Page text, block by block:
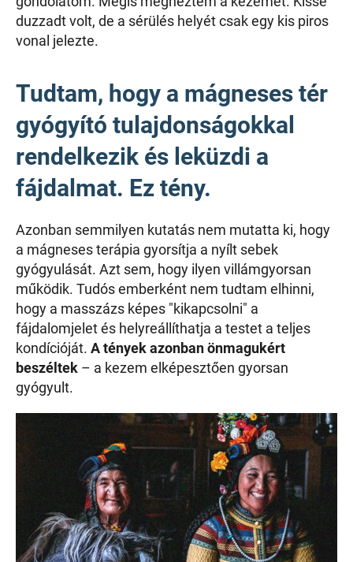
duzzadt volt, de a sérülés helyét csak egy kis piros
vonal jelezte.
Tudtam, hogy a mágneses tér
gyógyító tulajdonságokkal
rendelkezik és leküzdi a
fájdalmat. Ez tény.
Azonban semmilyen kutatás nem mutatta ki, hogy
a mágneses terápia gyorsítja a nyílt sebek
gyógyulását. Azt sem, hogy ilyen villámgyorsan
működik. Tudós emberként nem tudtam elhinni,
hogy a masszázs képes "kikapcsolni" a
fájdalomjelet és helyreállíthatja a testet a teljes
kondícióját. A tények azonban önmagukért
beszéltek – a kezem elképesztően gyorsan
gyógyult.